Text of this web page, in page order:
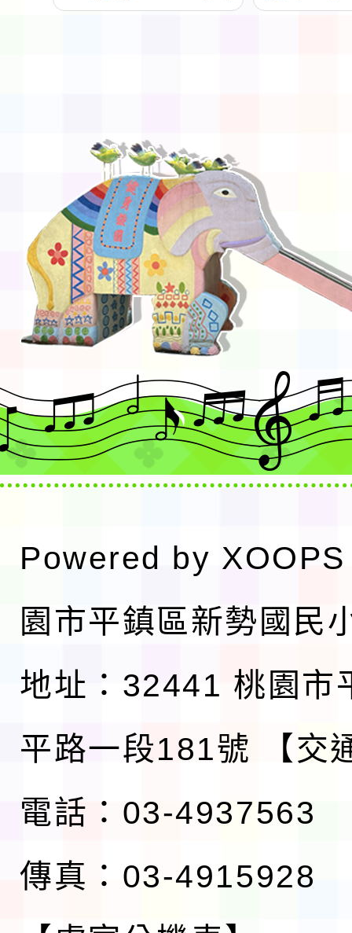
Powered by XOOPS
園市平鎮區新勢國民
地址：32441 桃園市
平路一段181號
【交
電話：03-4937563
傳真：03-4915928